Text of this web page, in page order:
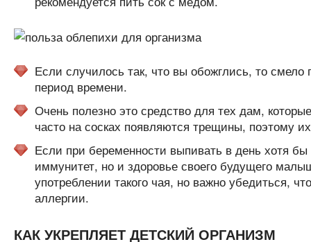
Если случилось так, что вы обожглись, то
период времени.
Очень полезно это средство для тех дам,
часто на сосках появляются трещины, поэтому
Если при беременности выпивать в день хотя
иммунитет, но и здоровье своего будущего
употреблении такого чая, но важно убедиться,
аллергии.
КАК УКРЕПЛЯЕТ ДЕТСКИЙ ОРГАНИЗМ